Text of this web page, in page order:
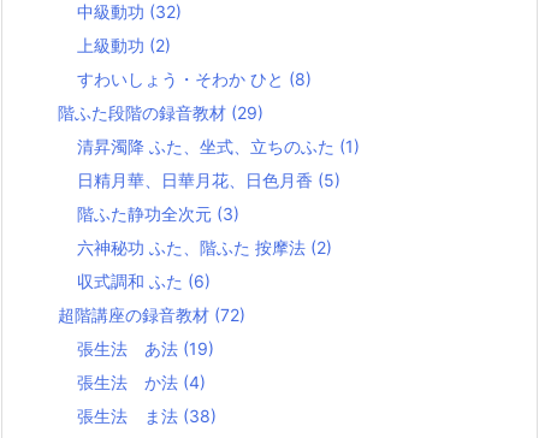
中級動功 (32)
上級動功 (2)
すわいしょう・そわか ひと (8)
階ふた段階の録音教材 (29)
清昇濁降 ふた、坐式、立ちのふた (1)
日精月華、日華月花、日色月香 (5)
階ふた静功全次元 (3)
六神秘功 ふた、階ふた 按摩法 (2)
収式調和 ふた (6)
超階講座の録音教材 (72)
張生法 あ法 (19)
張生法 か法 (4)
張生法 ま法 (38)